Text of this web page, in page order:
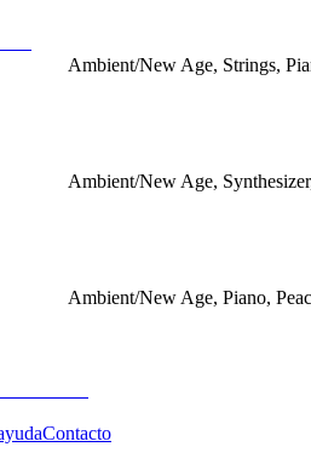
Ambient/New Age, Strings,
Ambient/New Age,
Ambient/New Age, Piano,
Contacto